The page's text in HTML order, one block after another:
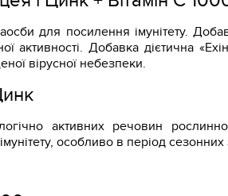
для посилення імунітету.
активності. Добавка дієтична
вірусної небезпеки.
активних речовин
особливо в період